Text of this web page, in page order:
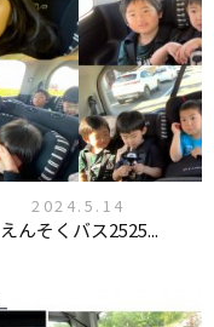
2024.5.14
えんそくバス2525...